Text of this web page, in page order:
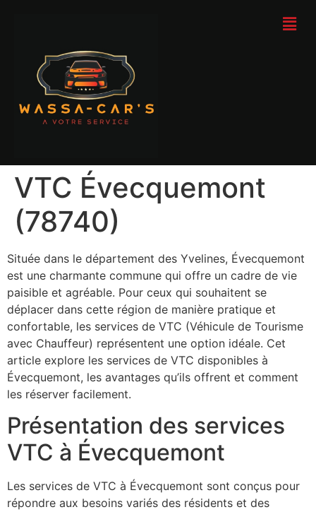
VTC Évecquemont
(78740)
Située dans le département des Yvelines, Évecquemont
est une charmante commune qui offre un cadre de vie
paisible et agréable. Pour ceux qui souhaitent se
déplacer dans cette région de manière pratique et
confortable, les services de VTC (Véhicule de Tourisme
avec Chauffeur) représentent une option idéale. Cet
article explore les services de VTC disponibles à
Évecquemont, les avantages qu’ils offrent et comment
les réserver facilement.
Présentation des services
VTC à Évecquemont
Les services de VTC à Évecquemont sont conçus pour
répondre aux besoins variés des résidents et des